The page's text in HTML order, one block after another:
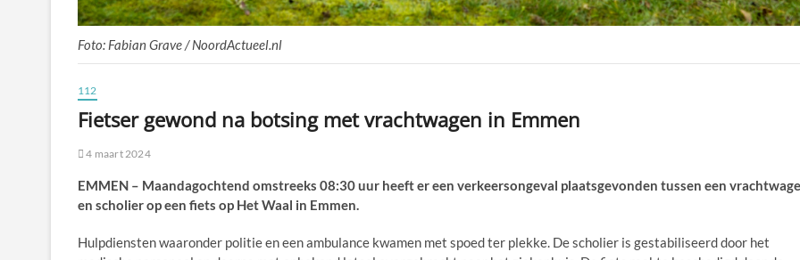
Foto: Fabian Grave / NoordActueel.nl
112
Fietser gewond na botsing met vrachtwagen in Emmen
4 maart 2024
EMMEN – Maandagochtend omstreeks 08:30 uur heeft er een verkeersongeval plaatsgevonden tussen een
en scholier op een fiets op Het Waal in Emmen.
Hulpdiensten waaronder politie en een ambulance kwamen met spoed ter plekke. De scholier is gestabiliseerd door het